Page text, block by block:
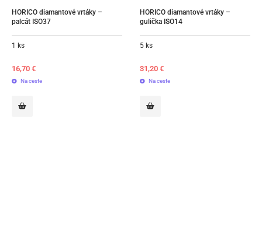
HORICO diamantové vrtáky –
palcát ISO37
1 ks
16,70 €
Na ceste
HORICO diamantové vrtáky –
gulička ISO14
5 ks
31,20 €
Na ceste